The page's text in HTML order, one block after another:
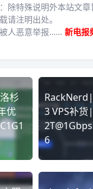
除特殊说明外本站文
请注明出处。
人恶意举报…… 新电报
杉
优
3 VPS补
6